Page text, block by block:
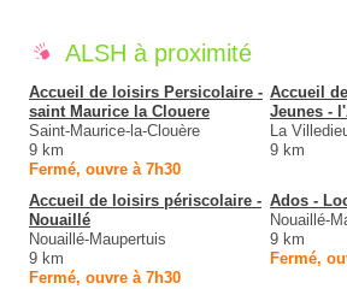
ALSH à proximité
Accueil de loisirs Persicolaire -
saint Maurice la Clouere
Saint-Maurice-la-Clouère
9 km
Fermé, ouvre à 7h30
Accueil
Jeunes -
La
9 km
Accueil de loisirs périscolaire -
Nouaillé
Nouaillé-Maupertuis
9 km
Fermé, ouvre à 7h30
Ados -
Nouaillé-
9 km
Fermé,